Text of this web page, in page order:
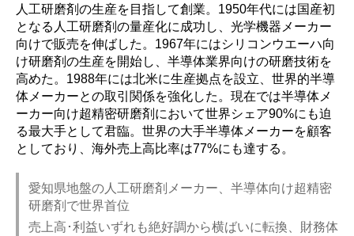
人工研磨剤の生産を目指して創業。1950年代には国産初
となる人工研磨剤の量産化に成功し、光学機器メーカー
向けで販売を伸ばした。1967年にはシリコンウエーハ向
け研磨剤の生産を開始し、半導体業界向けの研磨技術を
高めた。1988年には北米に生産拠点を設立、世界的半導
体メーカーとの取引関係を強化した。現在では半導体メ
ーカー向け超精密研磨剤において世界シェア90%にも迫
る最大手として君臨。世界の大手半導体メーカーを顧客
としており、海外売上高比率は77%にも達する。
愛知県地盤の人工研磨剤メーカー、半導体向け超精密
研磨剤で世界首位
売上高･利益いずれも絶好調から横ばいに転換、財務体